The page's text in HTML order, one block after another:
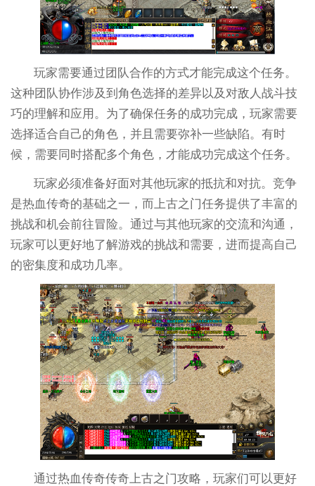
玩家需要通过团队合作的方式才能完成这个任务。
这种团队协作涉及到角色选择的差异以及对敌人战斗技
巧的理解和应用。为了确保任务的成功完成，玩家需要
选择适合自己的角色，并且需要弥补一些缺陷。有时
候，需要同时搭配多个角色，才能成功完成这个任务。
玩家必须准备好面对其他玩家的抵抗和对抗。竞争
是热血传奇的基础之一，而上古之门任务提供了丰富的
挑战和机会前往冒险。通过与其他玩家的交流和沟通，
玩家可以更好地了解游戏的挑战和需要，进而提高自己
的密集度和成功几率。
通过热血传奇传奇上古之门攻略，玩家们可以更好